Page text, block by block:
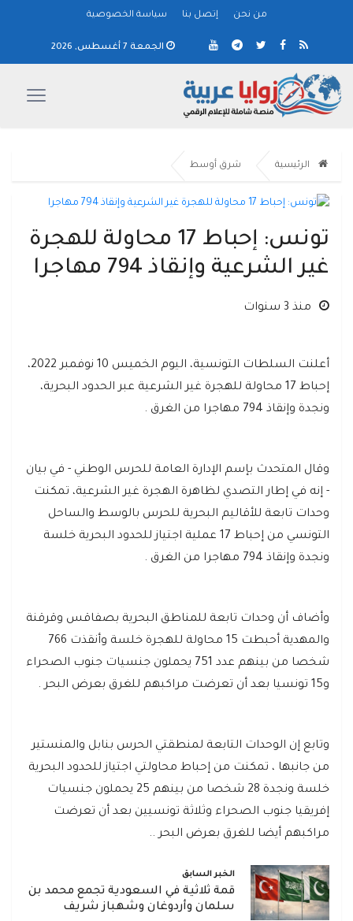
من نحن إتصل بنا سياسة الخصوصية
الجمعة 7 أغسطس, 2026
الرئيسية شرق أوسط
تونس: إحباط 17 محاولة للهجرة
غير الشرعية وإنقاذ 794 مهاجرا
منذ 3 سنوات
أعلنت السلطات التونسية، اليوم الخميس 10 نوفمبر 2022،
إحباط 17 محاولة للهجرة غير الشرعية عبر الحدود البحرية،
ونجدة وإنقاذ 794 مهاجرا من الغرق .
وقال المتحدث بإسم الإدارة العامة للحرس الوطني - في بيان
- إنه في إطار التصدي لظاهرة الهجرة غير الشرعية، تمكنت
وحدات تابعة للأقاليم البحرية للحرس بالوسط والساحل
التونسي من إحباط 17 عملية اجتياز للحدود البحرية خلسة
ونجدة وإنقاذ 794 مهاجرا من الغرق .
وأضاف أن وحدات تابعة للمناطق البحرية بصفاقس وقرقنة
والمهدية أحبطت 15 محاولة للهجرة خلسة وأنقذت 766
شخصا من بينهم عدد 751 يحملون جنسيات جنوب الصحراء
و15 تونسيا بعد أن تعرضت مراكبهم للغرق بعرض البحر .
وتابع إن الوحدات التابعة لمنطقتي الحرس بنابل والمنستير
من جانبها ، تمكنت من إحباط محاولتي اجتياز للحدود البحرية
خلسة ونجدة 28 شخصا من بينهم 25 يحملون جنسيات
إفريقيا جنوب الصحراء وثلاثة تونسيين بعد أن تعرضت
مراكبهم أيضا للغرق بعرض البحر ..
الخبر السابق
قمة ثلاثية في السعودية تجمع محمد بن
سلمان وأردوغان وشهباز شريف